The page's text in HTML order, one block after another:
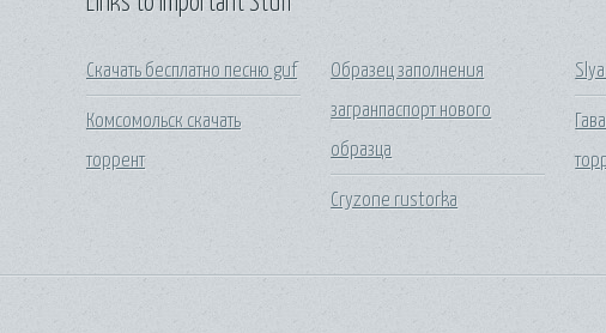
Скачать бесплатно песню guf
Комсомольск скачать
торрент
Образец заполнения
загранпаспорт нового
образца
Cryzone rustorka